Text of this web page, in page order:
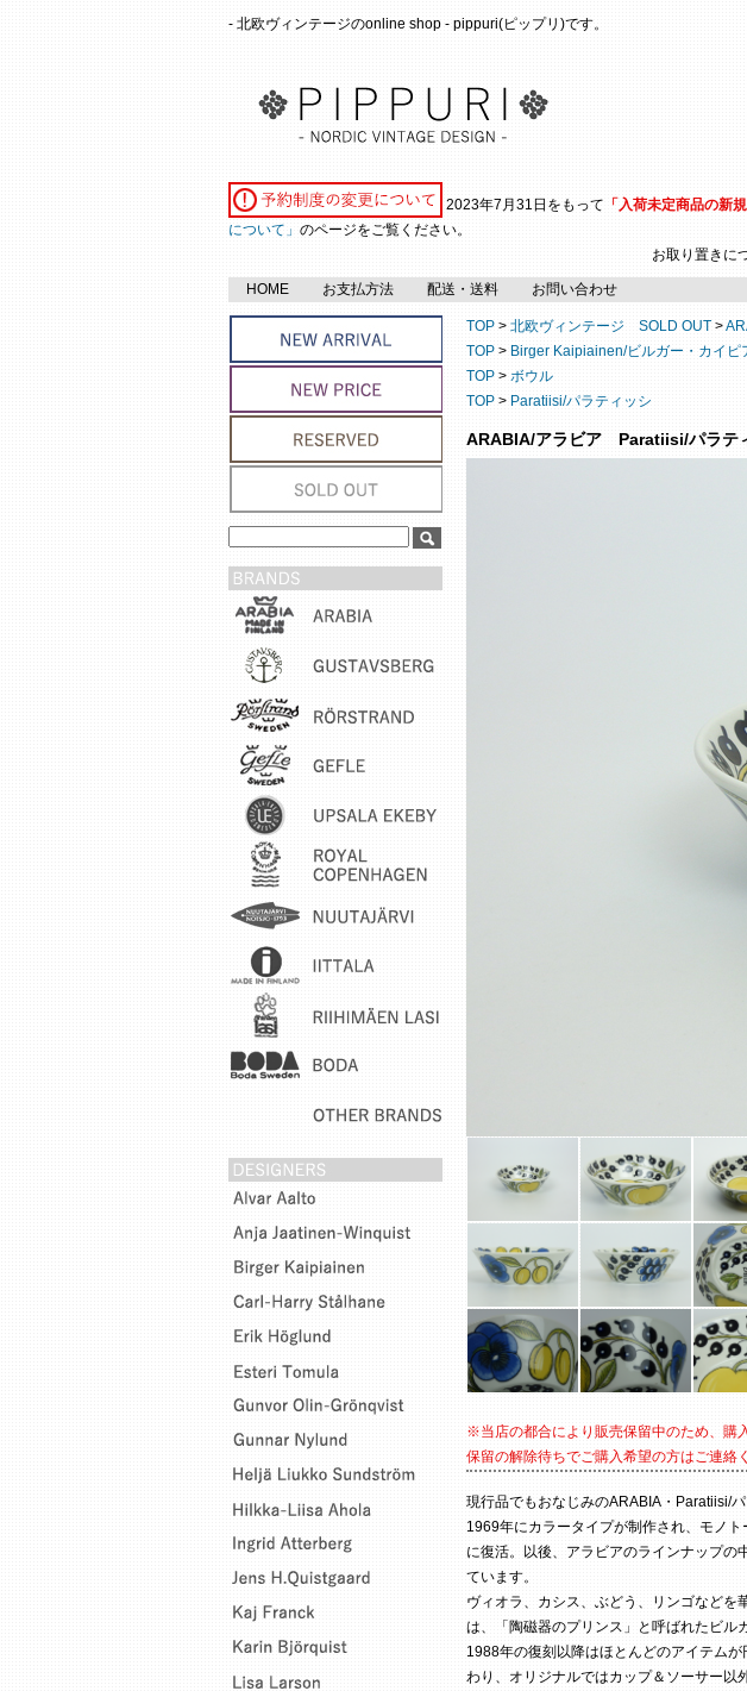
- 北欧ヴィンテージのonline shop - pippuri(ピップリ)です。
2023年7月31日をもって 「入荷未定商品の新
について」 のページをご覧ください。
お取り置きに
HOME お支払方法 配送・送料 お問い合わせ
TOP > 北欧ヴィンテージ SOLD OUT >
TOP > Birger Kaipiainen/ビルガー・カイピ
TOP > ボウル
TOP > Paratiisi/パラティッシ
ARABIA/アラビア Paratiisi/パラテ
※当店の都合により販売保留中のため、購
保留の解除待ちでご購入希望の方はご連絡
現行品でもおなじみのARABIA・Paratiisi/
1969年にカラータイプが制作され、モノ
に復活。以後、アラビアのラインナップの
ています。
ヴィオラ、カシス、ぶどう、リンゴなど
は、「陶磁器のプリンス」と呼ばれたビル
1988年の復刻以降はほとんどのアイテム
わり、オリジナルではカップ＆ソーサー以